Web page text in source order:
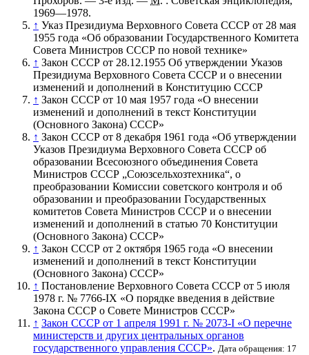
1969—1978.
↑ Указ Президиума Верховного Совета СССР от 28 мая
1955 года «Об образовании Государственного Комитета
Совета Министров СССР по новой технике»
↑ Закон СССР от 28.12.1955 Об утверждении Указов
Президиума Верховного Совета СССР и о внесении
изменений и дополнений в Конституцию СССР
↑ Закон СССР от 10 мая 1957 года «О внесении
изменений и дополнений в текст Конституции
(Основного Закона) СССР»
↑ Закон СССР от 8 декабря 1961 года «Об утверждении
Указов Президиума Верховного Совета СССР об
образовании Всесоюзного объединения Совета
Министров СССР „Союзсельхозтехника“, о
преобразовании Комиссии советского контроля и об
образовании и преобразовании Государственных
комитетов Совета Министров СССР и о внесении
изменений и дополнений в статью 70 Конституции
(Основного Закона) СССР»
↑ Закон СССР от 2 октября 1965 года «О внесении
изменений и дополнений в текст Конституции
(Основного Закона) СССР»
↑ Постановление Верховного Совета СССР от 5 июля
1978 г. № 7766-IX «О порядке введения в действие
Закона СССР о Совете Министров СССР»
↑ Закон СССР от 1 апреля 1991 г. № 2073-I «О перечне
министерств и других центральных органов
государственного управления СССР». Дата обращения: 17